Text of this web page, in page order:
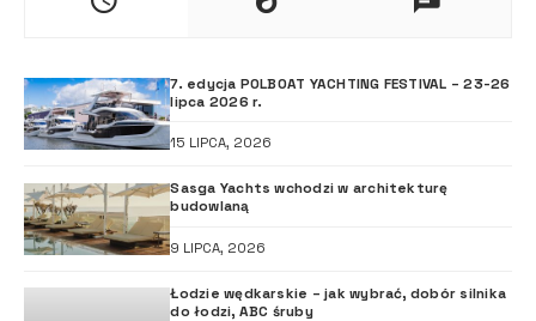
7. edycja POLBOAT YACHTING FESTIVAL – 23-26
lipca 2026 r.
15 LIPCA, 2026
Sasga Yachts wchodzi w architekturę
budowlaną
9 LIPCA, 2026
Łodzie wędkarskie – jak wybrać, dobór silnika
do łodzi, ABC śruby